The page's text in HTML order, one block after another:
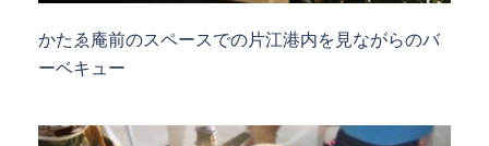
かたゑ庵前のスペースでの片江港内を見ながらのバ
ーベキュー